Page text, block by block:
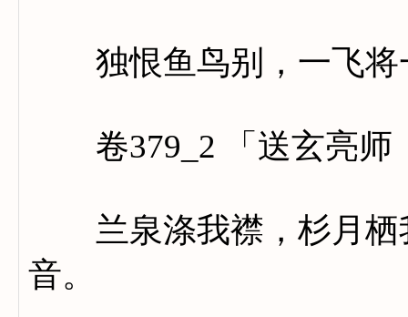
独恨鱼鸟别，一飞将
卷379_2 「送玄亮师
兰泉涤我襟，杉月栖
音。